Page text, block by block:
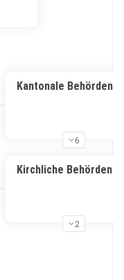
Kantonale Behörden
6
Kirchliche Behörden
2